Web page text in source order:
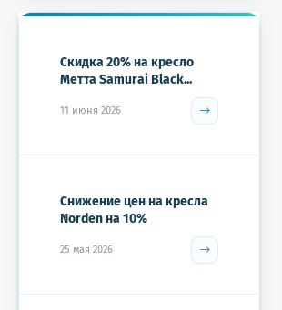
Скидка 20% на кресло
Метта Samurai Black...
11 июня 2026
Снижение цен на кресла
Norden на 10%
25 мая 2026